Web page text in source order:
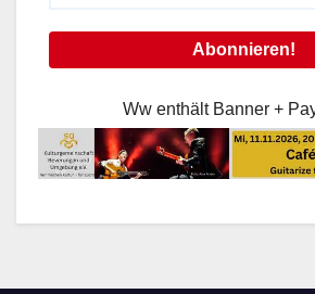
Ww enthält Banner +